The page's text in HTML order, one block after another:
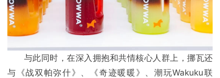
与此同时，在深入拥抱和共情核心人群上，挪瓦还
与《战双帕弥什》、《奇迹暖暖》、潮玩Wakuku联